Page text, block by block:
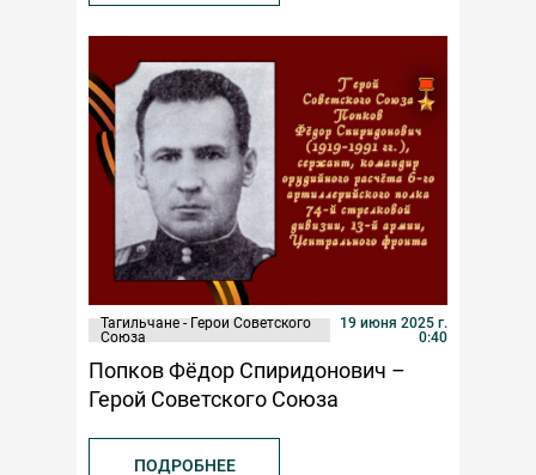
Тагильчане - Герои Советского
Союза
19 июня 2025 г.
0:40
Попков Фёдор Спиридонович –
Герой Советского Союза
ПОДРОБНЕЕ